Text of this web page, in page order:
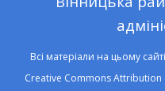
Всі матеріали на цьому
Creative Commons